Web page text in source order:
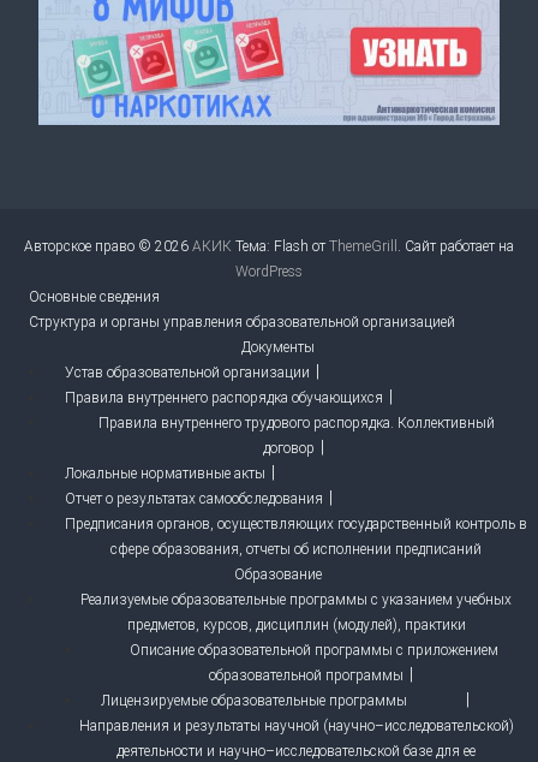
Авторское право © 2026 АКИК Тема: Flash отThemeGrill . Сайт работает на
WordPress
Основные сведения
Структура и органы управления образовательной организацией
Документы
Устав образовательной организации
Правила внутреннего распорядка обучающихся
Правила внутреннего трудового распорядка. Коллективный
договор
Локальные нормативные акты
Отчет о результатах самообследования
Предписания органов, осуществляющих государственный контроль в
сфере образования, отчеты об исполнении предписаний
Образование
Реализуемые образовательные программы с указанием учебных
предметов, курсов, дисциплин (модулей), практики
Описание образовательной программы с приложением
образовательной программы
Лицензируемые образовательные программы
Направления и результаты научной (научно–исследовательской)
деятельности и научно–исследовательской базе для ее